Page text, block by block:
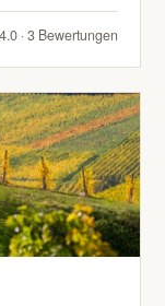
4.0 · 3 Bewertungen